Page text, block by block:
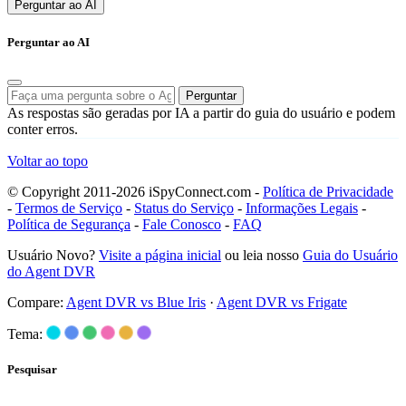
Perguntar ao AI
Perguntar ao AI
Perguntar
As respostas são geradas por IA a partir do guia do usuário e podem
conter erros.
Voltar ao topo
© Copyright 2011-2026 iSpyConnect.com - Política de Privacidade
- Termos de Serviço - Status do Serviço - Informações Legais -
Política de Segurança - Fale Conosco - FAQ
Usuário Novo? Visite a página inicial ou leia nosso Guia do Usuário
do Agent DVR
Compare: Agent DVR vs Blue Iris · Agent DVR vs Frigate
Tema:
Pesquisar